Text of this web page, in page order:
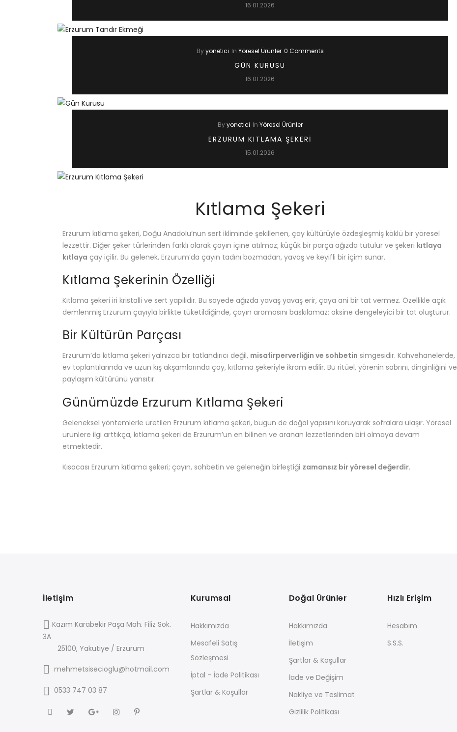
16.01.2026
Byyonetici In Yöresel Ürünler 0 Comments
GÜN KURUSU
16.01.2026
Byyonetici In Yöresel Ürünler
ERZURUM KITLAMA ŞEKERI
15.01.2026
Kıtlama Şekeri
Erzurum kıtlama şekeri, Doğu Anadolu’nun sert ikliminde şekillenen, çay kültürüyle özdeşleşmiş köklü bir yöresel
lezzettir. Diğer şeker türlerinden farklı olarak çayın içine atılmaz; küçük bir parça ağızda tutulur ve şekeri kıtlaya
kıtlaya çay içilir. Bu gelenek, Erzurum’da çayın tadını bozmadan, yavaş ve keyifli bir içim sunar.
Kıtlama Şekerinin Özelliği
Kıtlama şekeri iri kristalli ve sert yapılıdır. Bu sayede ağızda yavaş yavaş erir, çaya ani bir tat vermez. Özellikle açık
demlenmiş Erzurum çayıyla birlikte tüketildiğinde, çayın aromasını baskılamaz; aksine dengeleyici bir tat oluşturur.
Bir Kültürün Parçası
Erzurum’da kıtlama şekeri yalnızca bir tatlandırıcı değil, misafirperverliğin ve sohbetin simgesidir. Kahvehanelerde,
ev toplantılarında ve uzun kış akşamlarında çay, kıtlama şekeriyle ikram edilir. Bu ritüel, yörenin sabrını, dinginliğini ve
paylaşım kültürünü yansıtır.
Günümüzde Erzurum Kıtlama Şekeri
Geleneksel yöntemlerle üretilen Erzurum kıtlama şekeri, bugün de doğal yapısını koruyarak sofralara ulaşır. Yöresel
ürünlere ilgi arttıkça, kıtlama şekeri de Erzurum’un en bilinen ve aranan lezzetlerinden biri olmaya devam
etmektedir.
Kısacası Erzurum kıtlama şekeri; çayın, sohbetin ve geleneğin birleştiği zamansız bir yöresel değerdir.
İletişim
Kazım Karabekir Paşa Mah. Filiz Sok.
3A
25100, Yakutiye / Erzurum
mehmetsisecioglu@hotmail.com
0533 747 03 87
Kurumsal
Hakkımızda
Mesafeli Satış
Sözleşmesi
İptal – İade Politikası
Şartlar & Koşullar
Doğal Ürünler
Hakkımızda
İletişim
Şartlar & Koşullar
İade ve Değişim
Nakliye ve Teslimat
Gizlilik Politikası
Hızlı Erişim
Hesabım
S.S.S.